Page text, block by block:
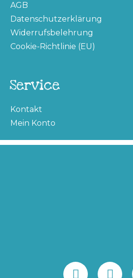
AGB
Datenschutzerklärung
Widerrufsbelehrung
Cookie-Richtlinie (EU)
Service
Kontakt
Mein Konto